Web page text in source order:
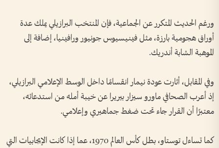
ورغم الحديث المتكرر عن الجماعية، فإن المنتخب البرازيلي يملك عدة
أوراق هجومية بارزة، مثل فينيسيوس جونيور ورافينيا، إضافة إلى
الموهبة الشابة أندريك.
وفي المقابل، أثارت عودة نيمار انقسامًا داخل الوسط الإعلامي البرازيلي،
إذ أعرب الصحافي ماورو سيزار بيريرا عن خيبة أمله من استدعائه،
معتبرًا أن القرار جاء تحت ضغط جماهيري وإعلامي.
كما تساءل توستاو، بطل كأس العالم 1970، عما إذا كانت الإيجابيات التي